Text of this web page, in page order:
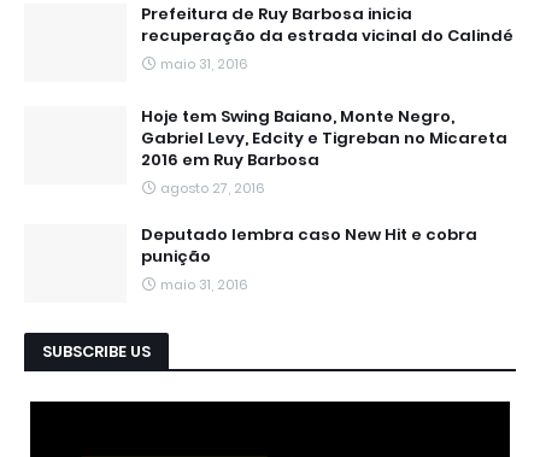
Prefeitura de Ruy Barbosa inicia
recuperação da estrada vicinal do Calindé
maio 31, 2016
Hoje tem Swing Baiano, Monte Negro,
Gabriel Levy, Edcity e Tigreban no Micareta
2016 em Ruy Barbosa
agosto 27, 2016
Deputado lembra caso New Hit e cobra
punição
maio 31, 2016
SUBSCRIBE US